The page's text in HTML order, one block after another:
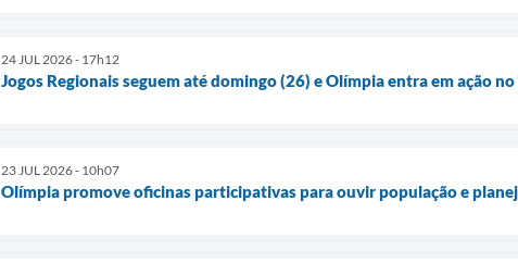
24 JUL 2026 - 17h12
Jogos Regionais seguem até domingo (26) e Olímpia entra em ação
23 JUL 2026 - 10h07
Olímpia promove oficinas participativas para ouvir população e